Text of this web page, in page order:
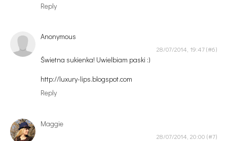
Reply
Anonymous
28/07/2014, 19:47
Świetna sukienka! Uwielbiam paski :)
http://luxury-lips.blogspot.com
Reply
Maggie
28/07/2014, 20:00